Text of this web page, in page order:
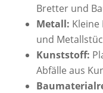
Bretter und
Metall: Kleine
und
Kunststoff:
Abfälle aus